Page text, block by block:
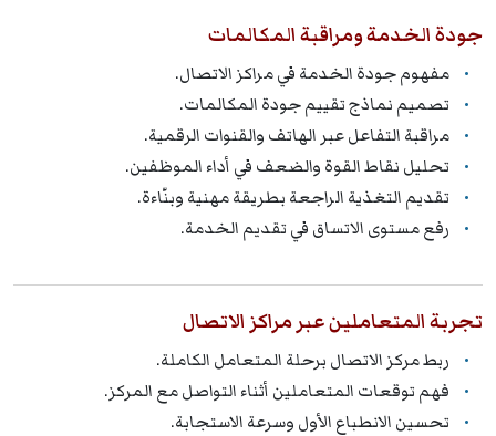
جودة الخدمة ومراقبة المكالمات
مفهوم جودة الخدمة في مراكز الاتصال.
تصميم نماذج تقييم جودة المكالمات.
مراقبة التفاعل عبر الهاتف والقنوات الرقمية.
تحليل نقاط القوة والضعف في أداء الموظفين.
تقديم التغذية الراجعة بطريقة مهنية وبنّاءة.
رفع مستوى الاتساق في تقديم الخدمة.
تجربة المتعاملين عبر مراكز الاتصال
ربط مركز الاتصال برحلة المتعامل الكاملة.
فهم توقعات المتعاملين أثناء التواصل مع المركز.
تحسين الانطباع الأول وسرعة الاستجابة.